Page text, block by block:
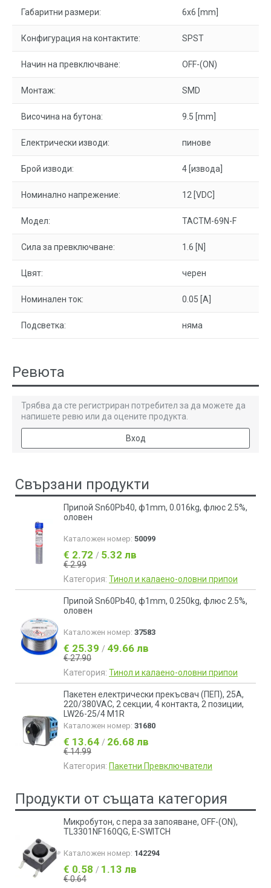
Габаритни размери: 6x6 [mm]
Конфигурация на контактите: SPST
Начин на превключване: OFF-(ON)
Монтаж: SMD
Височина на бутона: 9.5 [mm]
Електрически изводи: пинове
Брой изводи: 4 [извода]
Номинално напрежение: 12 [VDC]
Модел: TACTM-69N-F
Сила за превключване: 1.6 [N]
Цвят: черен
Номинален ток: 0.05 [A]
Подсветка: няма
Ревюта
Трябва да сте регистриран потребител за да можете да
напишете ревю или да оцените продукта.
Вход
Свързани продукти
Припой Sn60Pb40, ф1mm, 0.016kg, флюс 2.5%,
оловен
Каталожен номер: 50099
€ 2.72 / 5.32 лв
€ 2.99
Категория: Тинол и калаено-оловни припои
Припой Sn60Pb40, ф1mm, 0.250kg, флюс 2.5%,
оловен
Каталожен номер: 37583
€ 25.39 / 49.66 лв
€ 27.90
Категория: Тинол и калаено-оловни припои
Пакетен електрически прекъсвач (ПЕП), 25А,
220/380VAC, 2 секции, 4 контакта, 2 позиции,
LW26-25/4 M1R
Каталожен номер: 31680
€ 13.64 / 26.68 лв
€ 14.99
Категория: Пакетни Превключватели
Продукти от същата категория
Микробутон, с пера за запояване, OFF-(ON),
TL3301NF160QG, E-SWITCH
Каталожен номер: 142294
€ 0.58 / 1.13 лв
€ 0.64